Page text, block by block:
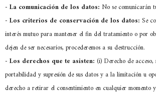
- La comunicación de los datos: No se comunicarán
- Los criterios de conservación de los datos: Se
interés mutuo para mantener el fin del tratamiento o por
dejen de ser necesarios, procederemos a su destrucción.
- Los derechos que te asisten: (i) Derecho de
portabilidad y supresión de sus datos y a la limitación u
derecho a retirar el consentimiento en cualquier momento